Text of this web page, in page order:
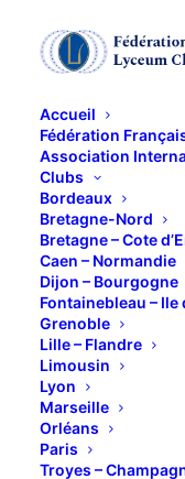
Accueil
Fédération
Association
Clubs
Bordeaux
Bretagne-Nord
Bretagne – Cote
Caen – Normandie
Dijon – Bourgogne
Fontainebleau – Ile
Grenoble
Lille – Flandre
Limousin
Lyon
Marseille
Orléans
Paris
Troyes –